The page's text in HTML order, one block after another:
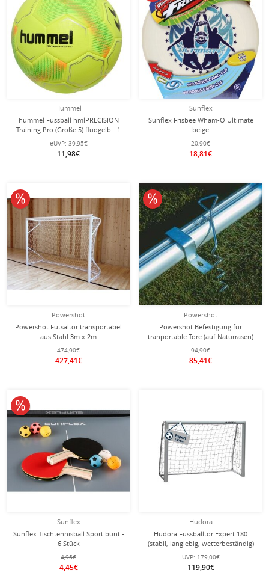
Hummel
hummel Fussball hmlPRECISION
Training Pro (Große 5) fluogelb - 1
Ball
eUVP: 39,95€
11,98€
Sunflex
Sunflex Frisbee Wham-O Ultimate
beige
20,90€
18,81€
Powershot
Powershot Futsaltor transportabel
aus Stahl 3m x 2m
474,90€
427,41€
10% reduziert
Powershot
Powershot Befestigung für
tranportable Tore (auf Naturrasen)
94,90€
85,41€
10% reduziert
Sunflex
Sunflex Tischtennisball Sport bunt -
6 Stück
4,95€
4,45€
10% reduziert
Hudora
Hudora Fussballtor Expert 180
(stabil, langlebig, wetterbeständig)
weiss - 180x120x60cm
UVP: 179,00€
119,90€